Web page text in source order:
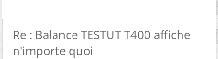
Re : Balance TESTUT T400 affiche
n'importe quoi